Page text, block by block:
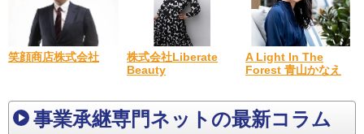
笑顔商店株式会社
株式会社Liberate
Beauty
A Light In The
Forest 青山かなえ
事業承継専門ネットの最新コラム